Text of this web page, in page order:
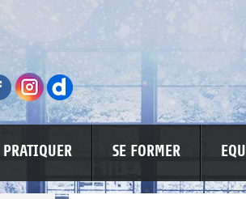
PRATIQUER SE FORMER